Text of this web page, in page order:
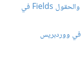
إنشاء أنواع التصنيفات Taxonomies والحقول Fields في
ووردبريس